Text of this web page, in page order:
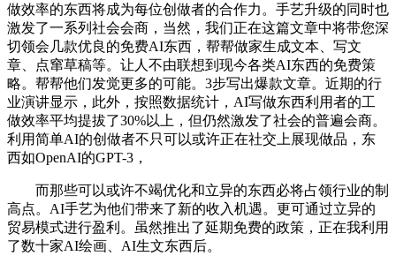
做效率的东西将成为每位创做者的合作力。手艺升级的同时也
激发了一系列社会会商，当然，我们正在这篇文章中将带您深
切领会几款优良的免费AI东西，帮帮做家生成文本、写文
章、点窜草稿等。让人不由联想到现今各类AI东西的免费策
略。帮帮他们发觉更多的可能。3步写出爆款文章。近期的行
业演讲显示，此外，按照数据统计，AI写做东西利用者的工
做效率平均提拔了30%以上，但仍然激发了社会的普遍会商。
利用简单AI的创做者不只可以或许正在社交上展现做品，东
西如OpenAI的GPT-3，
而那些可以或许不竭优化和立异的东西必将占领行业的制
高点。AI手艺为他们带来了新的收入机遇。更可通过立异的
贸易模式进行盈利。虽然推出了延期免费的政策，正在我利用
了数十家AI绘画、AI生文东西后。